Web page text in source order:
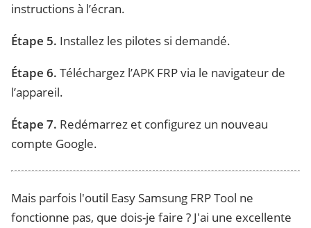
instructions à l’écran.
Étape 5. Installez les pilotes si demandé.
Étape 6. Téléchargez l’APK FRP via le navigateur de
l’appareil.
Étape 7. Redémarrez et configurez un nouveau
compte Google.
Mais parfois l'outil Easy Samsung FRP Tool ne
fonctionne pas, que dois-je faire ? J'ai une excellente